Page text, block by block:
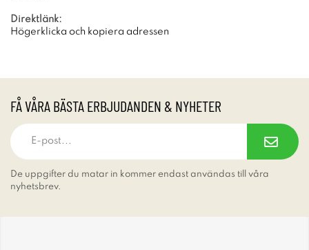
Direktlänk:
Högerklicka och kopiera adressen
FÅ VÅRA BÄSTA ERBJUDANDEN & NYHETER
De uppgifter du matar in kommer endast användas till våra
nyhetsbrev.